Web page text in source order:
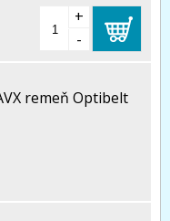
+
-
remeň Optibelt